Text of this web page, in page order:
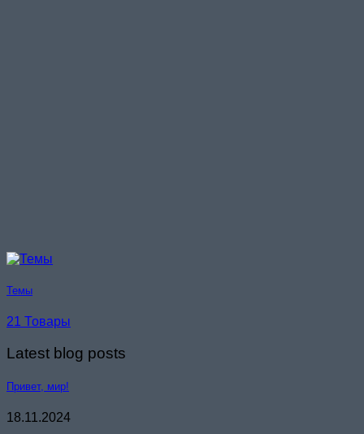
Темы
21 Товары
Latest blog posts
Привет, мир!
18.11.2024